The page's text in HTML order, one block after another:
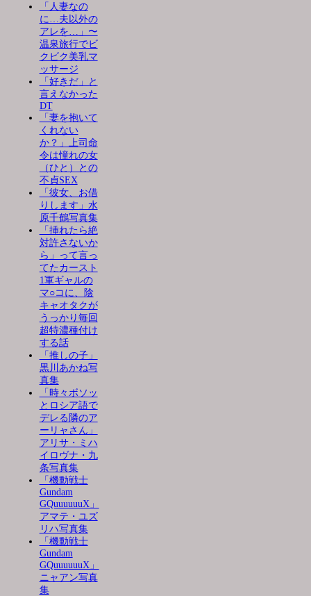
「人妻なの
に…夫以外の
アレを…」〜
温泉旅行でビ
クビク美乳マ
ッサージ
「好きだ」と
言えなかった
DT
「妻を抱いて
くれない
か？」上司命
令は憧れの女
（ひと）との
不貞SEX
「彼女、お借
りします」水
原千鶴写真集
「挿れたら絶
対許さないか
ら」って言っ
てたカースト
1軍ギャルの
マ○コに、陰
キャオタクが
うっかり毎回
超特濃種付け
する話
「推しの子」
黒川あかね写
真集
「時々ボソッ
とロシア語で
デレる隣のア
ーリャさん」
アリサ・ミハ
イロヴナ・九
条写真集
「機動戦士
Gundam
GQuuuuuuX」
アマテ・ユズ
リハ写真集
「機動戦士
Gundam
GQuuuuuuX」
ニャアン写真
集